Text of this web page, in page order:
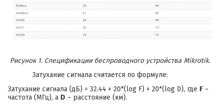
Рисунок 1. Спецификации беспроводного устройства Mikrotik.
Затухание сигнала считается по формуле:
Затухание сигнала (дБ) = 32.44 + 20*(log F) + 20*(log D), где F –
частота (МГц), а D – расстояние (км).